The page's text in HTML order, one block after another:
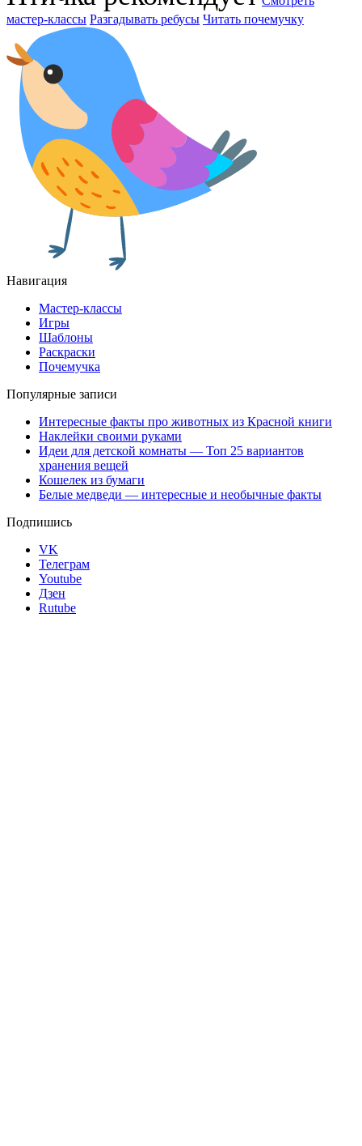
мастер-классы Разгадывать ребусы Читать почемучку
Навигация
Мастер-классы
Игры
Шаблоны
Раскраски
Почемучка
Популярные записи
Интересные факты про животных из Красной книги
Наклейки своими руками
Идеи для детской комнаты — Топ 25 вариантов
хранения вещей
Кошелек из бумаги
Белые медведи — интересные и необычные факты
Подпишись
VK
Телеграм
Youtube
Дзен
Rutube